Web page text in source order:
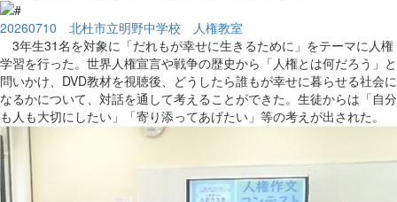
20260710 北杜市立明野中学校 人権教室
3年生31名を対象に「だれもが幸せに生きるために」をテーマに人権
学習を行った。世界人権宣言や戦争の歴史から「人権とは何だろう」と
問いかけ、DVD教材を視聴後、どうしたら誰もが幸せに暮らせる社会に
なるかについて、対話を通して考えることができた。生徒からは「自分
も人も大切にしたい」「寄り添ってあげたい」等の考えが出された。